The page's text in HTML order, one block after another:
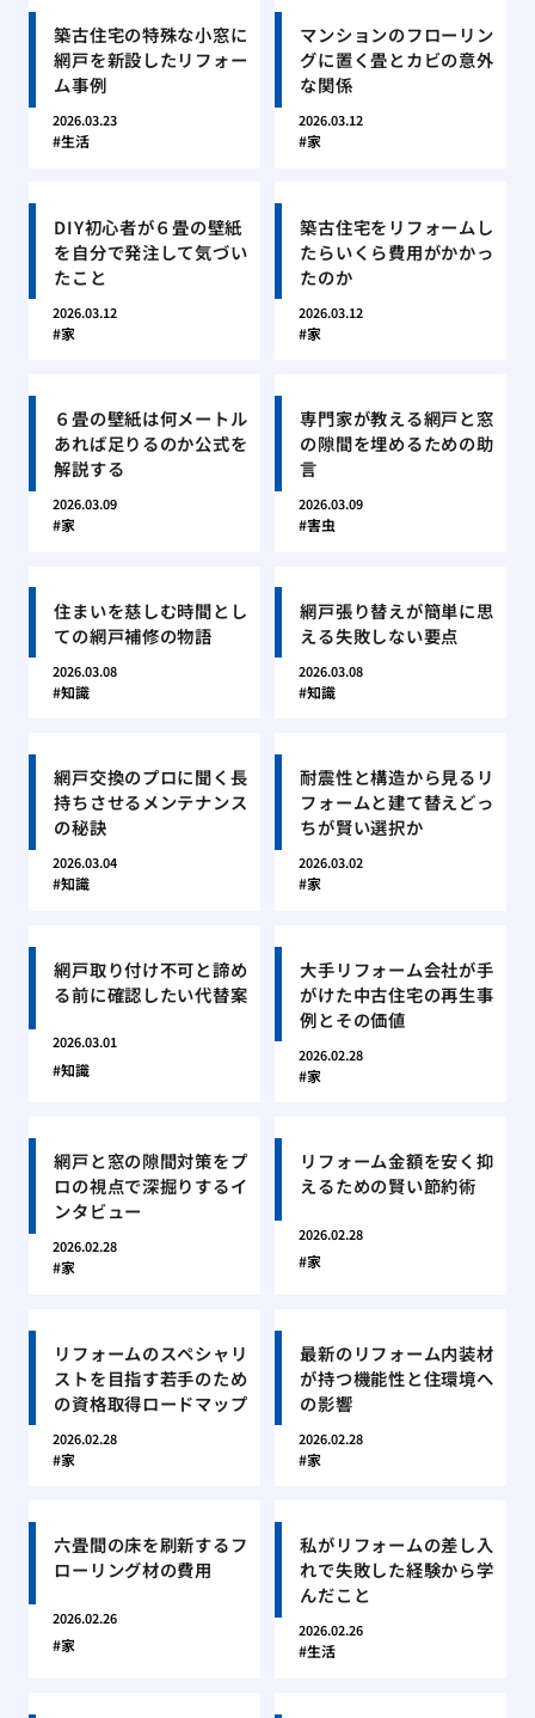
築古住宅の特殊な小窓に
網戸を新設したリフォー
ム事例
2026.03.23
生活
マンションのフローリン
グに置く畳とカビの意外
な関係
2026.03.12
家
DIY初心者が６畳の壁紙
を自分で発注して気づい
たこと
2026.03.12
家
築古住宅をリフォームし
たらいくら費用がかかっ
たのか
2026.03.12
家
６畳の壁紙は何メートル
あれば足りるのか公式を
解説する
2026.03.09
家
専門家が教える網戸と窓
の隙間を埋めるための助
言
2026.03.09
害虫
住まいを慈しむ時間とし
ての網戸補修の物語
2026.03.08
知識
網戸張り替えが簡単に思
える失敗しない要点
2026.03.08
知識
網戸交換のプロに聞く長
持ちさせるメンテナンス
の秘訣
2026.03.04
知識
耐震性と構造から見るリ
フォームと建て替えどっ
ちが賢い選択か
2026.03.02
家
網戸取り付け不可と諦め
る前に確認したい代替案
2026.03.01
知識
大手リフォーム会社が手
がけた中古住宅の再生事
例とその価値
2026.02.28
家
網戸と窓の隙間対策をプ
ロの視点で深掘りするイ
ンタビュー
2026.02.28
家
リフォーム金額を安く抑
えるための賢い節約術
2026.02.28
家
リフォームのスペシャリ
ストを目指す若手のため
の資格取得ロードマップ
2026.02.28
家
最新のリフォーム内装材
が持つ機能性と住環境へ
の影響
2026.02.28
家
六畳間の床を刷新するフ
ローリング材の費用
2026.02.26
家
私がリフォームの差し入
れで失敗した経験から学
んだこと
2026.02.26
生活